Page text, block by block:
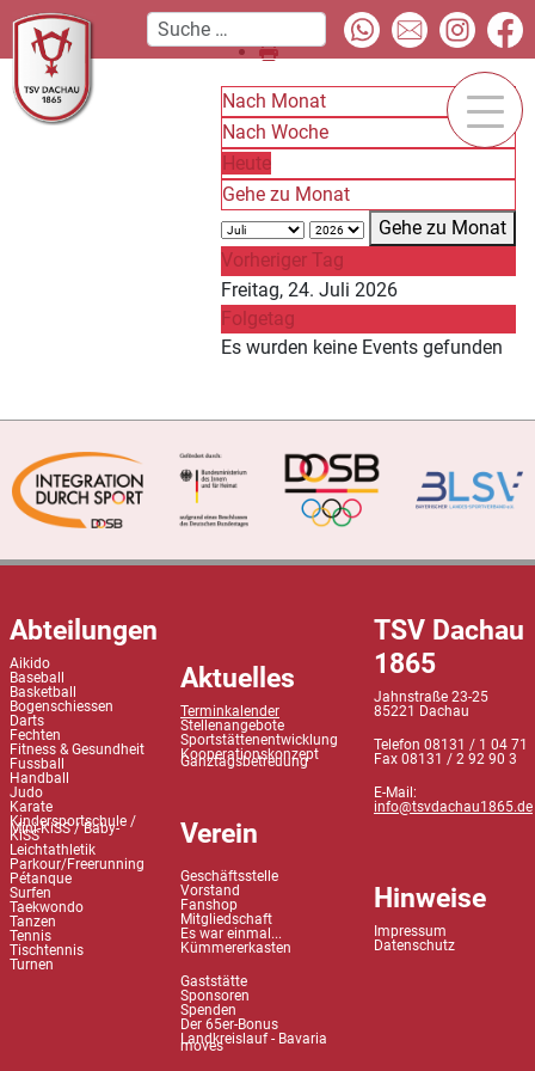
Nach Monat
Nach Woche
Heute
Gehe zu Monat
Gehe zu Monat
Vorheriger Tag
Freitag, 24. Juli 2026
Folgetag
Es wurden keine Events gefunden
Abteilungen
Aikido
Baseball
Basketball
Bogenschiessen
Darts
Fechten
Fitness & Gesundheit
Fussball
Handball
Judo
Karate
Kindersportschule /
Mini-KiSS / Baby-
KiSS
Leichtathletik
Parkour/Freerunning
Pétanque
Surfen
Taekwondo
Tanzen
Tennis
Tischtennis
Turnen
Aktuelles
Terminkalender
Stellenangebote
Sportstättenentwicklung
Kooperationskonzept
Ganztagsbetreuung
Verein
Geschäftsstelle
Vorstand
Fanshop
Mitgliedschaft
Es war einmal...
Kümmererkasten
Gaststätte
Sponsoren
Spenden
Der 65er-Bonus
Landkreislauf - Bavaria
moves
TSV Dachau
1865
Jahnstraße 23-25
85221 Dachau
Telefon 08131 / 1 04 71
Fax 08131 / 2 92 90 3
E-Mail:
info@tsvdachau1865.de
Hinweise
Impressum
Datenschutz